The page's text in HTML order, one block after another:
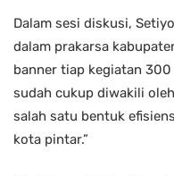
Dalam sesi diskusi,
dalam prakarsa
banner tiap kegiatan
sudah cukup diwakili
salah satu bentuk
kota pintar.”